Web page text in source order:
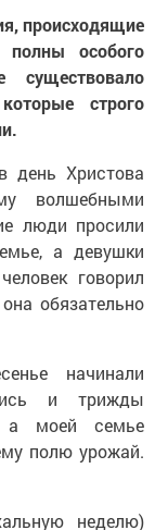
происходящие
особого
существовало
строго
день Христова
волшебными
люди просили
а девушки
говорил
обязательно
начинали
и трижды
а моей семье
полю урожай.
неделю)